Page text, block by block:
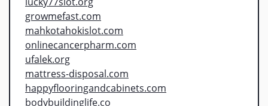
growmefast.com
mahkotahokislot.com
onlinecancerpharm.com
ufalek.org
mattress-disposal.com
happyflooringandcabinets.com
bodybuildinglife.co